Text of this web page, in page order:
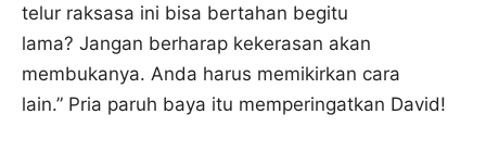
telur raksasa ini bisa bertahan begitu
lama? Jangan berharap kekerasan akan
membukanya. Anda harus memikirkan cara
lain.” Pria paruh baya itu memperingatkan David!